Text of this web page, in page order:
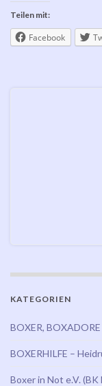
Teilen mit:
Facebook
KATEGORIEN
BOXER,
BOXERHILFE –
Boxer in Not e.V. (BK